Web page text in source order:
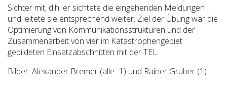
Sichter mit, d.h. er sichtete die eingehenden Meldungen
und leitete sie entsprechend weiter. Ziel der Übung war die
Optimierung von Kommunikationsstrukturen und der
Zusammenarbeit von vier im Katastrophengebiet
gebildeten Einsatzabschnitten mit der TEL.
Bilder: Alexander Bremer (alle -1) und Rainer Gruber (1)